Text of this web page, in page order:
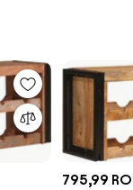
795,99